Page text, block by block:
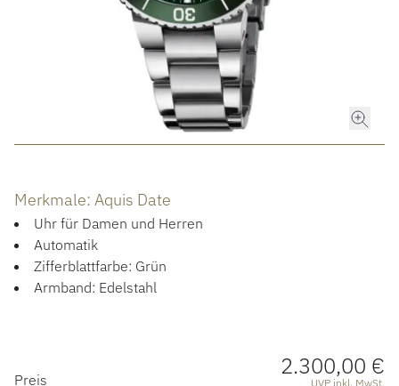
ROLEX CERTIFIED PRE-OWNED
ACCESSOIRES
ÜBER UNS
Merkmale: Aquis Date
Uhr für Damen und Herren
Automatik
Zifferblattfarbe: Grün
Armband: Edelstahl
PREISINFORMATIONEN
Preis 2.300,00 €
UVP inkl. MwSt.